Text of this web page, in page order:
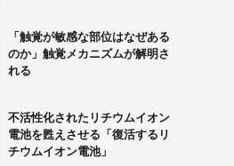
「触覚が敏感な部位はなぜある
のか」触覚メカニズムが解明さ
れる
不活性化されたリチウムイオン
電池を甦えさせる「復活するリ
チウムイオン電池」